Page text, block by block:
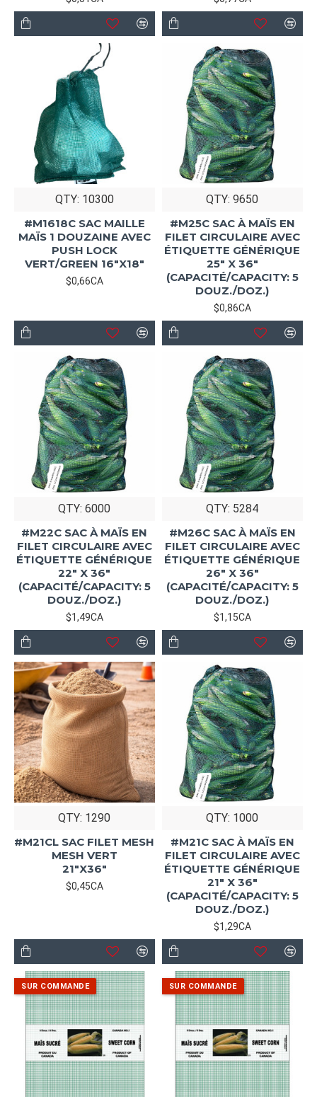
QTY: 10300
#M1618C SAC MAILLE
MAÏS 1 DOUZAINE AVEC
PUSH LOCK
VERT/GREEN 16"X18"
$0,66CA
QTY: 9650
#M25C SAC À MAÏS EN
FILET CIRCULAIRE AVEC
ÉTIQUETTE GÉNÉRIQUE
25" X 36"
(CAPACITÉ/CAPACITY: 5
DOUZ./DOZ.)
$0,86CA
QTY: 6000
#M22C SAC À MAÏS EN
FILET CIRCULAIRE AVEC
ÉTIQUETTE GÉNÉRIQUE
22" X 36"
(CAPACITÉ/CAPACITY: 5
DOUZ./DOZ.)
$1,49CA
QTY: 5284
#M26C SAC À MAÏS EN
FILET CIRCULAIRE AVEC
ÉTIQUETTE GÉNÉRIQUE
26" X 36"
(CAPACITÉ/CAPACITY: 5
DOUZ./DOZ.)
$1,15CA
QTY: 1290
#M21CL SAC FILET MESH
MESH VERT
21"X36"
$0,45CA
QTY: 1000
#M21C SAC À MAÏS EN
FILET CIRCULAIRE AVEC
ÉTIQUETTE GÉNÉRIQUE
21" X 36"
(CAPACITÉ/CAPACITY: 5
DOUZ./DOZ.)
$1,29CA